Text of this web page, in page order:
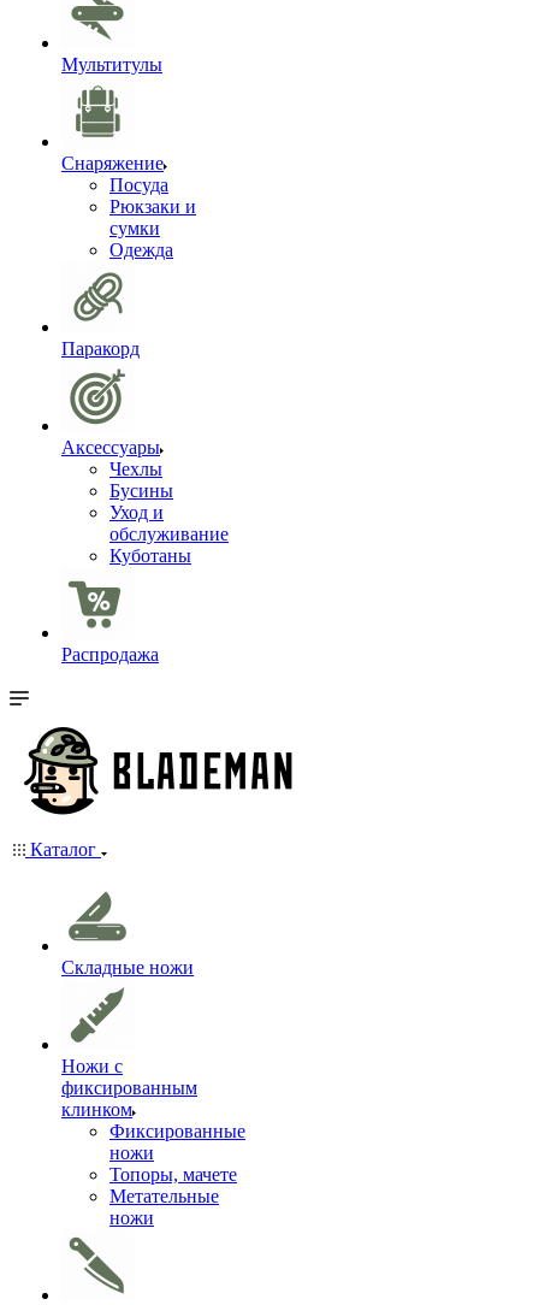
Мультитулы
Снаряжение
Посуда
Рюкзаки и
сумки
Одежда
Паракорд
Аксессуары
Чехлы
Бусины
Уход и
обслуживание
Куботаны
Распродажа
Каталог
Складные ножи
Ножи с
фиксированным
клинком
Фиксированные
ножи
Топоры, мачете
Метательные
ножи